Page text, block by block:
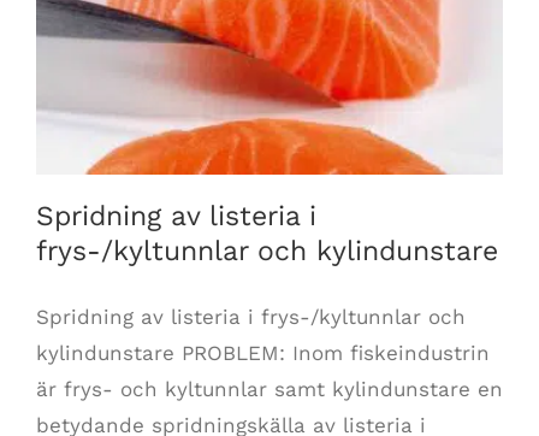
Spridning av listeria i frys-/kyltunnlar och
kylindunstare
Spridning av listeria i
frys-/kyltunnlar och kylindunstare
Spridning av listeria i frys-/kyltunnlar och
kylindunstare PROBLEM: Inom fiskeindustrin
är frys- och kyltunnlar samt kylindunstare en
betydande spridningskälla av listeria i